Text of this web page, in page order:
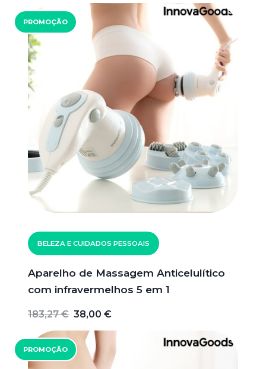
PROMOÇÃO
BELEZA E CUIDADOS PESSOAIS
Aparelho de Massagem Anticelulítico
com infravermelhos 5 em 1
183,27 € 38,00 €
PROMOÇÃO